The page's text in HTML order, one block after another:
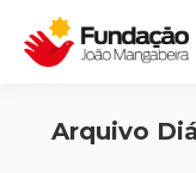
Arquivo